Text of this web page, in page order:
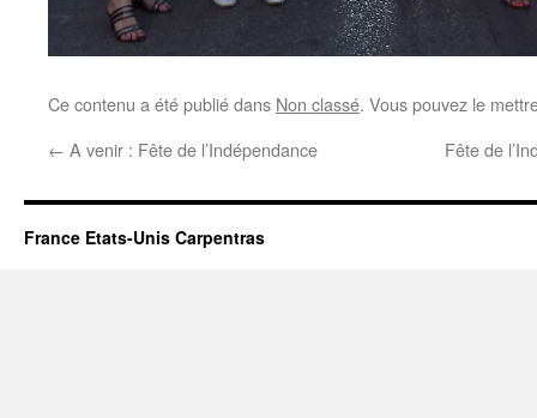
Ce contenu a été publié dans Non classé. Vous pouvez le
← A venir : Fête de l’Indépendance Fête de
France Etats-Unis Carpentras